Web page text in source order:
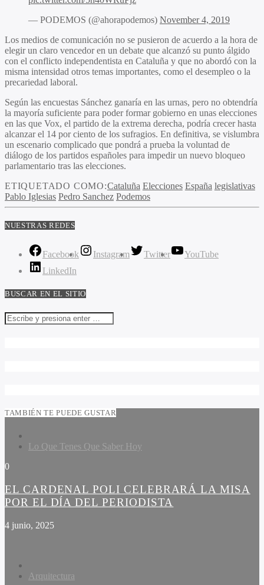
— PODEMOS (@ahorapodemos) November 4, 2019
Los medios de comunicación no se pusieron de acuerdo a la hora de
elegir un claro vencedor en un debate que alcanzó su punto álgido
con el conflicto independentista en Cataluña y que no abordó con la
misma intensidad otros temas importantes, como el desempleo o la
precariedad laboral.
Según las encuestas Sánchez ganaría en las urnas, pero no obtendría
la mayoría suficiente para poder formar gobierno en unas elecciones
en las que Vox, el partido de la extrema derecha, podría crecer hasta
alcanzar el 14 por ciento de los sufragios. En definitiva, se vislumbra
un escenario complicado que pondrá a prueba la voluntad de
diálogo de los partidos españoles para impedir un nuevo bloqueo
parlamentario tras las elecciones.
ETIQUETADO COMO:Cataluña Elecciones España legislativas
Pablo Iglesias Pedro Sanchez Podemos
NUESTRAS REDES
Facebook Instagram Twitter
YouTube
LinkedIn
BUSCAR EN EL SITIO
TAMBIÉN TE PUEDE GUSTAR
Lo Que Tenes Que Saber Hoy
0
EL CARDENAL POLI CELEBRARÁ LA MISA
POR EL DÍA DEL PERIODISTA
4 junio, 2025
Arquitectura